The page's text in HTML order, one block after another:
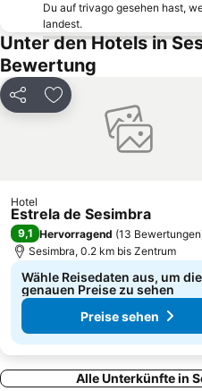
Galapinhos Beach
Lumiar
Aufzug 'San Justa'
Jardim do Principe Real
Park Eduardo VII.
Lisbon Orient Station
Turm von Belém
Du auf trivago gesehen hast,
landest.
Unter den Hotels in
Bewertung
Teilen Zu Favoriten
Hotel
Estrela de Sesimbra
9,1 Hervorragend (13 Bewertungen
Sesimbra, 0.2 km bis Zentrum
Wähle Reisedaten aus, um die
genauen Preise zu sehen
Preise sehen
Alle Unterkünfte in